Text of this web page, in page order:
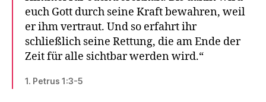
euch Gott durch seine Kraft bewahren, weil
er ihm vertraut. Und so erfahrt ihr
schließlich seine Rettung, die am Ende der
Zeit für alle sichtbar werden wird.“
1. Petrus 1:3-5